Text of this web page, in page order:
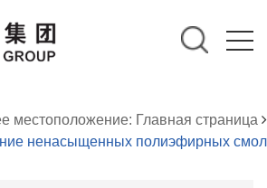
местоположение: Главная страница
ненасыщенных полиэфирных смол